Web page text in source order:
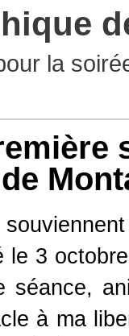
la
le 3
séance,
à ma